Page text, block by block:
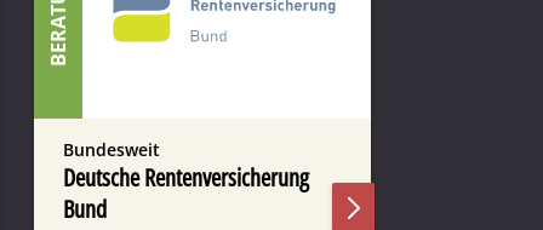
Bundesweit
Deutsche Rentenversicherung
Bund